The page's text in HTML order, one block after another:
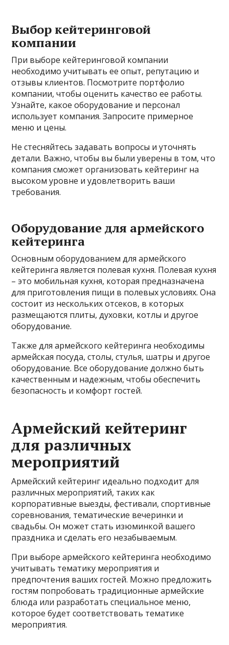
Выбор кейтеринговой
компании
При выборе кейтеринговой компании
необходимо учитывать ее опыт, репутацию и
отзывы клиентов. Посмотрите портфолио
компании, чтобы оценить качество ее работы.
Узнайте, какое оборудование и персонал
использует компания. Запросите примерное
меню и цены.
Не стесняйтесь задавать вопросы и уточнять
детали. Важно, чтобы вы были уверены в том, что
компания сможет организовать кейтеринг на
высоком уровне и удовлетворить ваши
требования.
Оборудование для армейского
кейтеринга
Основным оборудованием для армейского
кейтеринга является полевая кухня. Полевая кухня
– это мобильная кухня, которая предназначена
для приготовления пищи в полевых условиях. Она
состоит из нескольких отсеков, в которых
размещаются плиты, духовки, котлы и другое
оборудование.
Также для армейского кейтеринга необходимы
армейская посуда, столы, стулья, шатры и другое
оборудование. Все оборудование должно быть
качественным и надежным, чтобы обеспечить
безопасность и комфорт гостей.
Армейский кейтеринг
для различных
мероприятий
Армейский кейтеринг идеально подходит для
различных мероприятий, таких как
корпоративные выезды, фестивали, спортивные
соревнования, тематические вечеринки и
свадьбы. Он может стать изюминкой вашего
праздника и сделать его незабываемым.
При выборе армейского кейтеринга необходимо
учитывать тематику мероприятия и
предпочтения ваших гостей. Можно предложить
гостям попробовать традиционные армейские
блюда или разработать специальное меню,
которое будет соответствовать тематике
мероприятия.